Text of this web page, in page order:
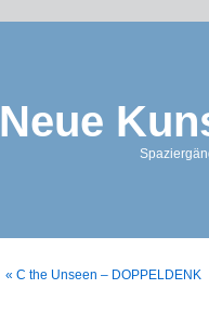
Neue
« C the Unseen – DOPPELDENK